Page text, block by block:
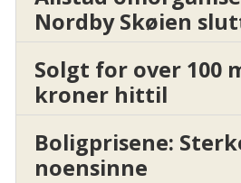
Nordby Skøien
Solgt for over 100
kroner hittil
Boligprisene:
noensinne